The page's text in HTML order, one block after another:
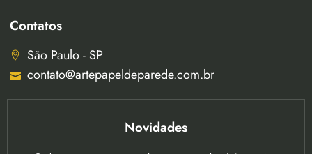
Contatos
São Paulo - SP
contato@artepapeldeparede.com.br
Novidades